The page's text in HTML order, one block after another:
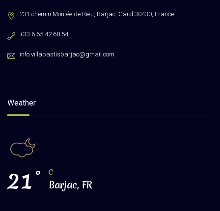
231 chemin Montée de Rieu, Barjac, Gard 30430, France
+33 6 65 42 68 54
info.villapastisbarjac@gmail.com
Weather
21 ° C
Barjac, FR